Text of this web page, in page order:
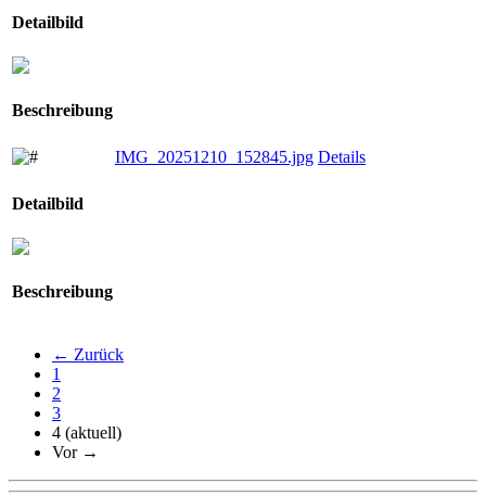
Detailbild
Beschreibung
IMG_20251210_152845.jpg Details
Detailbild
Beschreibung
← Zurück
1
2
3
4 (aktuell)
Vor →